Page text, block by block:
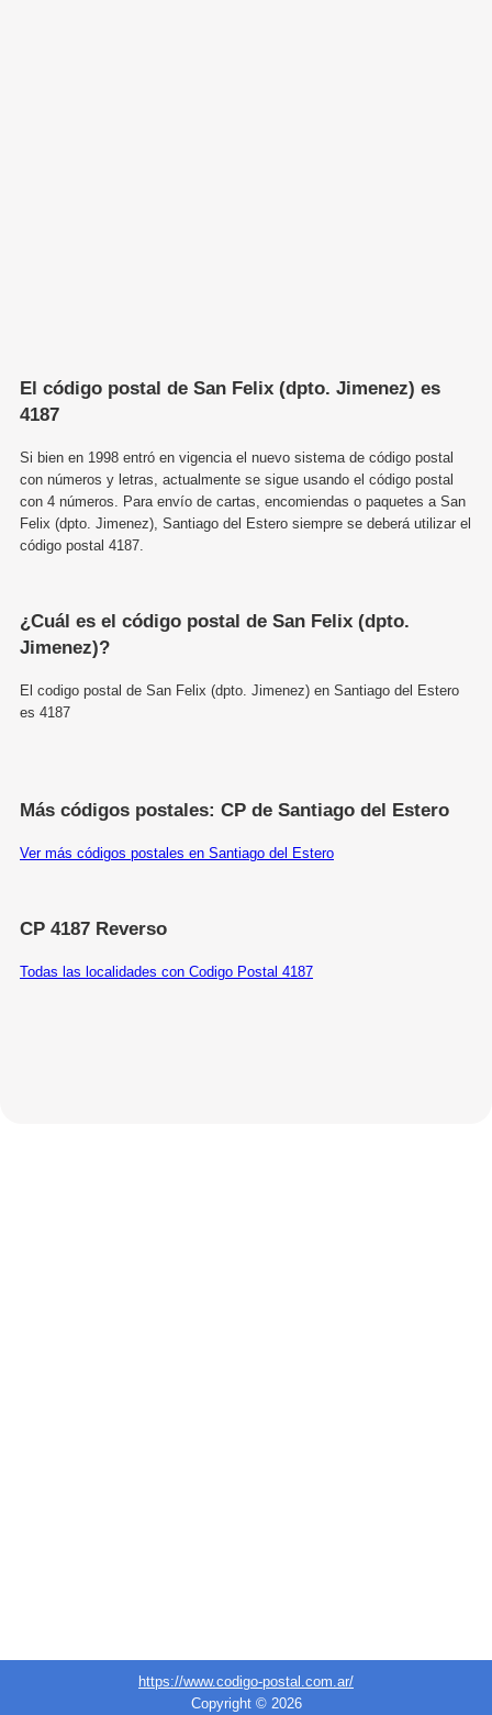
El código postal de San Felix (dpto. Jimenez) es
4187
Si bien en 1998 entró en vigencia el nuevo sistema de código postal
con números y letras, actualmente se sigue usando el código postal
con 4 números. Para envío de cartas, encomiendas o paquetes a San
Felix (dpto. Jimenez), Santiago del Estero siempre se deberá utilizar el
código postal 4187.
¿Cuál es el código postal de San Felix (dpto.
Jimenez)?
El codigo postal de San Felix (dpto. Jimenez) en Santiago del Estero
es 4187
Más códigos postales: CP de Santiago del Estero
Ver más códigos postales en Santiago del Estero
CP 4187 Reverso
Todas las localidades con Codigo Postal 4187
https://www.codigo-postal.com.ar/
Copyright © 2026